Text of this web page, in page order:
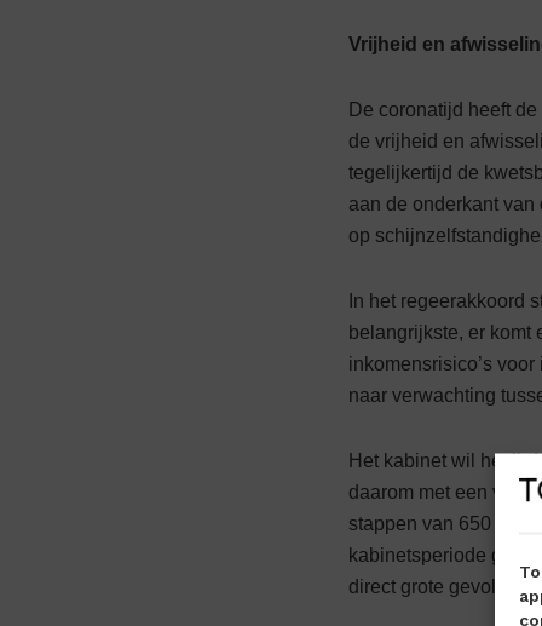
Vrijheid en
De coronatijd heeft
de vrijheid en
tegelijkertijd de
aan de onderkant van
op
In het regeerakkoord
belangrijkste, er komt
inkomensrisico’s
naar verwachting
Het kabinet wil het
daarom met een
stappen van 650
kabinetsperiode
direct grote gevolgen